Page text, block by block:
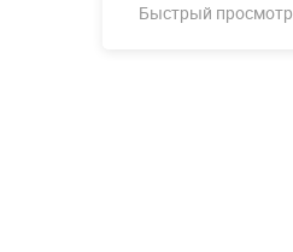
Быстрый просмотр